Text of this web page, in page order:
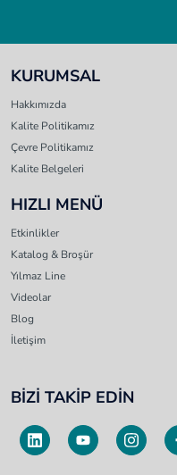
KURUMSAL
Hakkımızda
Kalite Politikamız
Çevre Politikamız
Kalite Belgeleri
HIZLI MENÜ
Etkinlikler
Katalog & Broşür
Yılmaz Line
Videolar
Blog
İletişim
BİZİ TAKİP EDİN